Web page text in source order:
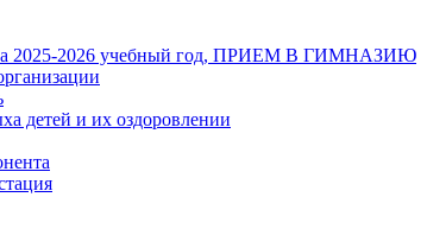
2026 учебный год, ПРИЕМ В ГИМНАЗИЮ
детей и их оздоровлении